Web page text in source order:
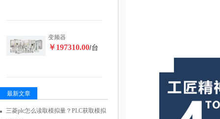
变频器
￥197310.00/台
最新文章
三菱plc怎么读取模拟量？PLC获取模拟